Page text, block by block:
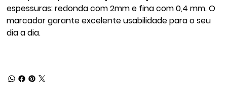
espessuras: redonda com 2mm e fina com 0,4 mm. O
marcador garante excelente usabilidade para o seu
dia a dia.